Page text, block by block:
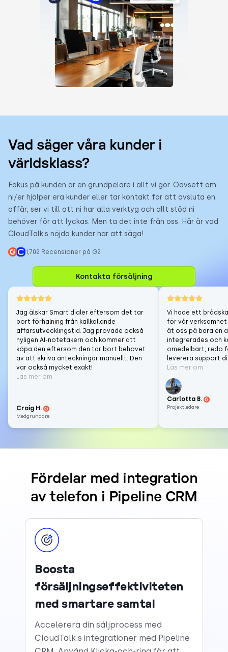
Vad säger våra kunder i
världsklass?
Fokus på kunden är en grundpelare i allt vi gör. Oavsett om
ni/er hjälper era kunder eller tar kontakt för att avsluta en
affär, ser vi till att ni har alla verktyg och allt stöd ni
behöver för att lyckas. Men ta det inte från oss. Här är vad
CloudTalk:s nöjda kunder har att säga!
1,702 Recensioner på G2
Kontakta försäljning
Jag älskar Smart dialer eftersom det tar
bort förhalning från kallkallande
affärsutvecklingstid. Jag provade också
nyligen AI-notetakern och kommer att
köpa den eftersom den tar bort behovet
av att skriva anteckningar manuellt. Den
var också mycket exakt!
Läs mer om
Craig H.
Medgrundare
Vi hade ett
för vår
åt oss på bara en
integrerades och
omedelbart, redo
leverera support
Läs mer om
Carlotta B.
Projektledare
Fördelar med integration
av telefon i Pipeline CRM
Boosta
försäljningseffektiviteten
med smartare samtal
Accelerera din säljprocess med
CloudTalk:s integrationer med Pipeline